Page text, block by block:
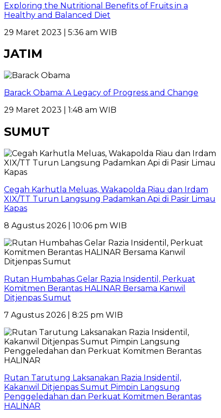
Exploring the Nutritional Benefits of Fruits in a
Healthy and Balanced Diet
29 Maret 2023 | 5:36 am WIB
JATIM
Barack Obama: A Legacy of Progress and Change
29 Maret 2023 | 1:48 am WIB
SUMUT
Cegah Karhutla Meluas, Wakapolda Riau dan Irdam
XIX/TT Turun Langsung Padamkan Api di Pasir Limau
Kapas
8 Agustus 2026 | 10:06 pm WIB
Rutan Humbahas Gelar Razia Insidentil, Perkuat
Komitmen Berantas HALINAR Bersama Kanwil
Ditjenpas Sumut
7 Agustus 2026 | 8:25 pm WIB
Rutan Tarutung Laksanakan Razia Insidentil,
Kakanwil Ditjenpas Sumut Pimpin Langsung
Penggeledahan dan Perkuat Komitmen Berantas
HALINAR